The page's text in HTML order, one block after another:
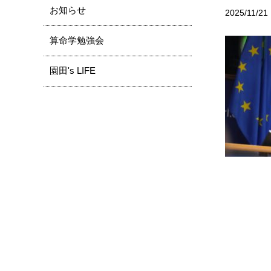
2025/11/21
お知らせ
算命学勉強会
園田's LIFE